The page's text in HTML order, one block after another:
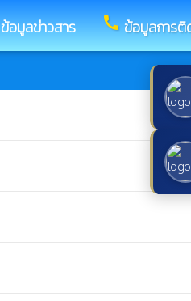
ข้อมูลข่าวสาร callข้อมูลการ